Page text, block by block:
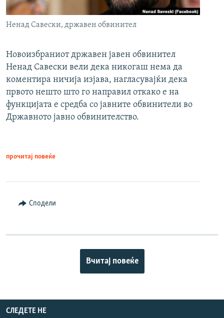
Ненад Савески, државен обвинител
Новоизбраниот државен јавен обвинител
Ненад Савески вели дека никогаш нема да
коментира ничија изјава, нагласувајќи дека
првото нешто што го направил откако е на
функцијата е средба со јавните обвинители во
Државното јавно обвинителство.
прочитај повеќе
Сподели
Вчитај повеќе
СЛЕДЕТЕ НЕ